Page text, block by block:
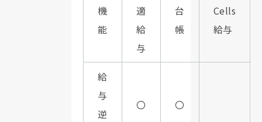
機
能
適
給
与
台
帳
Cells
給与
給
与
逆
〇 〇